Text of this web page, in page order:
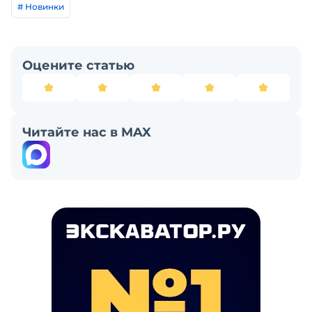
# Новинки
Оцените статью
Читайте нас в MAX